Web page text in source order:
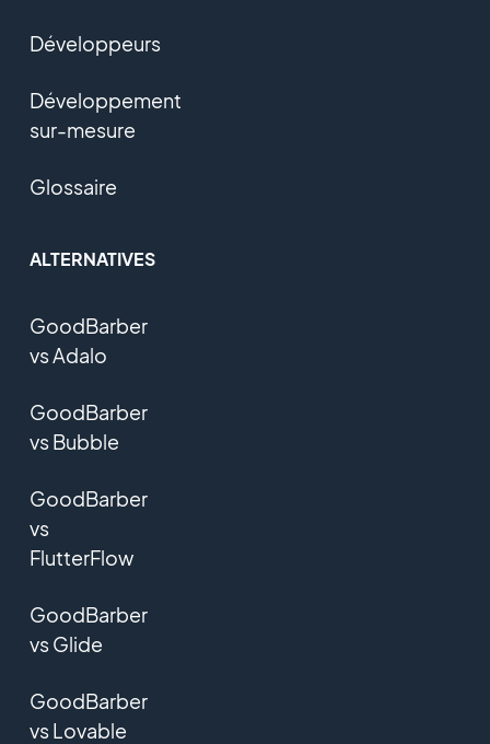
Développeurs
Développement
sur-mesure
Glossaire
ALTERNATIVES
GoodBarber
vs Adalo
GoodBarber
vs Bubble
GoodBarber
vs
FlutterFlow
GoodBarber
vs Glide
GoodBarber
vs Lovable